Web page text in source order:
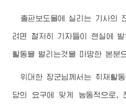
출판보도물에 실리는 기사의
려면 철저히 기자들이 현실에
활동을 벌리는것을 마땅한 본분
위대한 장군님 께서는 취재활
당의 요구에 맞게 능동적으로,